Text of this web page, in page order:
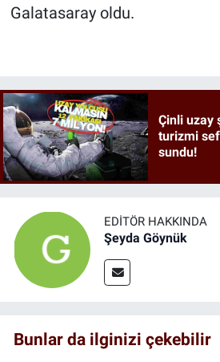
Galatasaray oldu.
Çinli uzay
turizmi
sundu!
EDITÖR HAKKINDA
Şeyda Göynük
Bunlar da ilginizi çekebilir